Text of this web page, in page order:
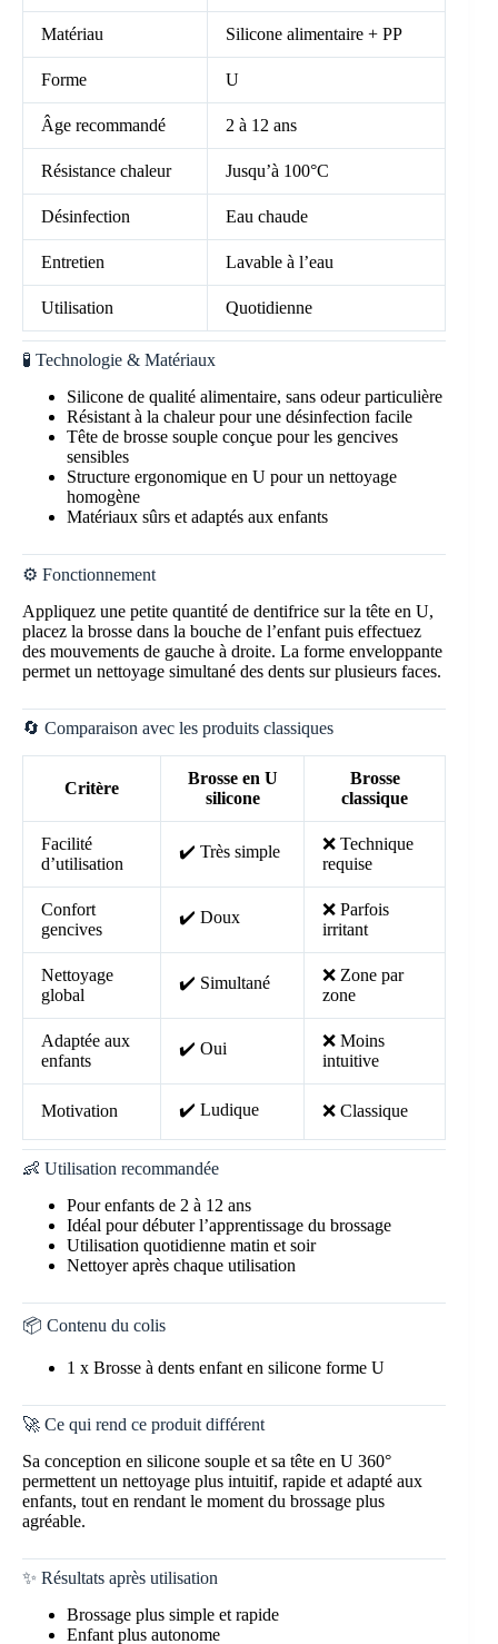
Matériau Silicone alimentaire + PP
Forme U
Âge recommandé 2 à 12 ans
Résistance chaleur Jusqu’à 100°C
Désinfection Eau chaude
Entretien Lavable à l’eau
Utilisation Quotidienne
🧪 Technologie & Matériaux
Silicone de qualité alimentaire, sans odeur particulière
Résistant à la chaleur pour une désinfection facile
Tête de brosse souple conçue pour les gencives
sensibles
Structure ergonomique en U pour un nettoyage
homogène
Matériaux sûrs et adaptés aux enfants
⚙️ Fonctionnement
Appliquez une petite quantité de dentifrice sur la tête en U,
placez la brosse dans la bouche de l’enfant puis effectuez
des mouvements de gauche à droite. La forme enveloppante
permet un nettoyage simultané des dents sur plusieurs faces.
🔄 Comparaison avec les produits classiques
Critère
Brosse en U
silicone
Brosse
classique
Facilité
d’utilisation
✔️ Très simple
❌ Technique
requise
Confort
gencives
✔️ Doux
❌ Parfois
irritant
Nettoyage
global
✔️ Simultané
❌ Zone par
zone
Adaptée aux
enfants
✔️ Oui
❌ Moins
intuitive
Motivation ✔️ Ludique ❌ Classique
👶 Utilisation recommandée
Pour enfants de 2 à 12 ans
Idéal pour débuter l’apprentissage du brossage
Utilisation quotidienne matin et soir
Nettoyer après chaque utilisation
📦 Contenu du colis
1 x Brosse à dents enfant en silicone forme U
🚀 Ce qui rend ce produit différent
Sa conception en silicone souple et sa tête en U 360°
permettent un nettoyage plus intuitif, rapide et adapté aux
enfants, tout en rendant le moment du brossage plus
agréable.
✨ Résultats après utilisation
Brossage plus simple et rapide
Enfant plus autonome